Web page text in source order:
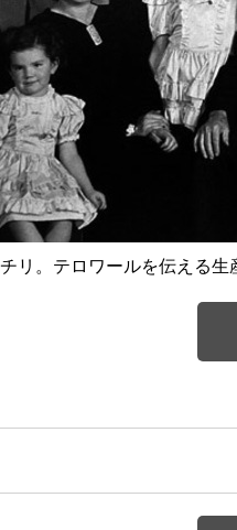
リ。テロワールを伝える生